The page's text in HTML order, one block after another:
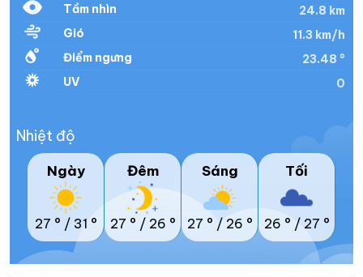
Tầm nhìn
24.8 km
Gió
11.3 km/h
Điểm ngưng
23.48 °
UV
0
Nhiệt độ
Ngày
27 ° / 31 °
Đêm
27 ° / 26 °
Sáng
27 ° / 26 °
Tối
26 ° / 27 °